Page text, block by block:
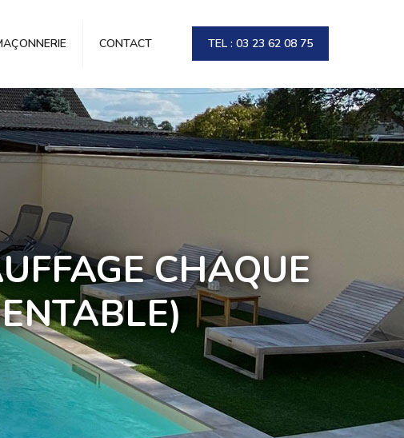
CONTACT TEL : 03 23 62 08 75
CHAQUE